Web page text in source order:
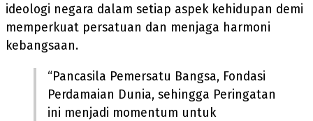
ideologi negara dalam setiap aspek kehidupan demi
memperkuat persatuan dan menjaga harmoni
kebangsaan.
“Pancasila Pemersatu Bangsa, Fondasi
Perdamaian Dunia, sehingga Peringatan
ini menjadi momentum untuk